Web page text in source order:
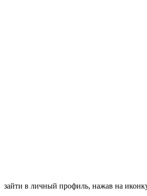
зайти в личный профиль, нажав на